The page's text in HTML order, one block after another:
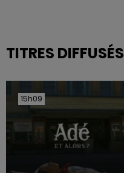
TITRES DIFFUSÉS
15h09
15h09